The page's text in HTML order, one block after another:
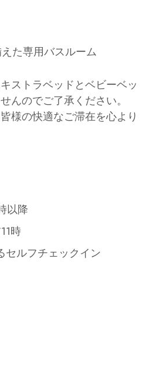
た専用バスルーム
ストラベッドとベビーベッ
んのでご了承ください。
様の快適なご滞在を心より
以降
時
セルフチェックイン